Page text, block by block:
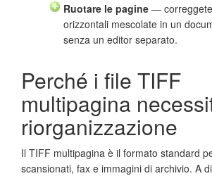
Ruotare le pagine —
orizzontali mescolate in un
senza un editor separato.
Perché i file TIFF
multipagina
riorganizzazione
Il TIFF multipagina è il formato standard
scansionati, fax e immagini di archivio. A